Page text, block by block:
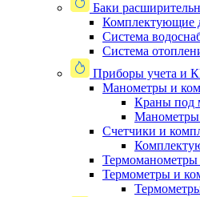
Баки
Комплектующие
Система
Система
Приборы учета и
Манометры и
Краны под
Манометры
Счетчики и
Термоманометры
Термометры и